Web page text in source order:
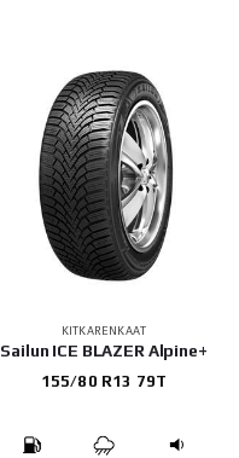
KITKARENKAAT
Sailun ICE BLAZER Alpine+
155/80 R13 79T